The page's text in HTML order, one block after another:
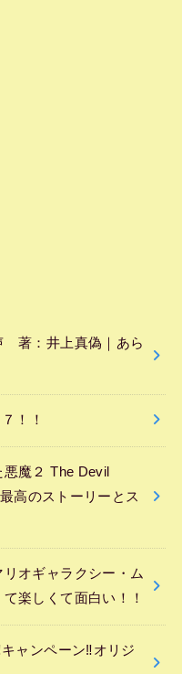
著：井上真偽｜あら
！！
悪魔２ The Devil
高のストーリーとス
リオギャラクシー・ム
楽しくて面白い！！
ャンペーン‼︎オリジ